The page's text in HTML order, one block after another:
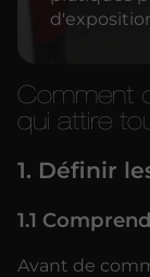
Comment
qui attire
1. Définir
1.1
Avant de